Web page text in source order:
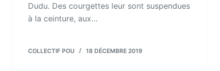
Dudu. Des courgettes leur sont suspendues
à la ceinture, aux…
COLLECTIF POU 18 DÉCEMBRE 2019